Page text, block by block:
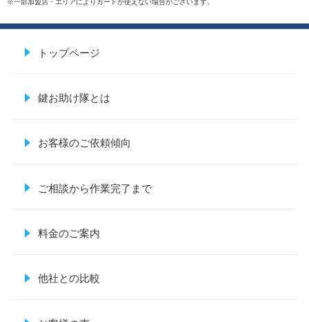
※一部加盟店・エリアによりカードが使えない場合がございます。
トップページ
鍵お助け隊とは
お客様のご依頼傾向
ご相談から作業完了まで
料金のご案内
他社との比較